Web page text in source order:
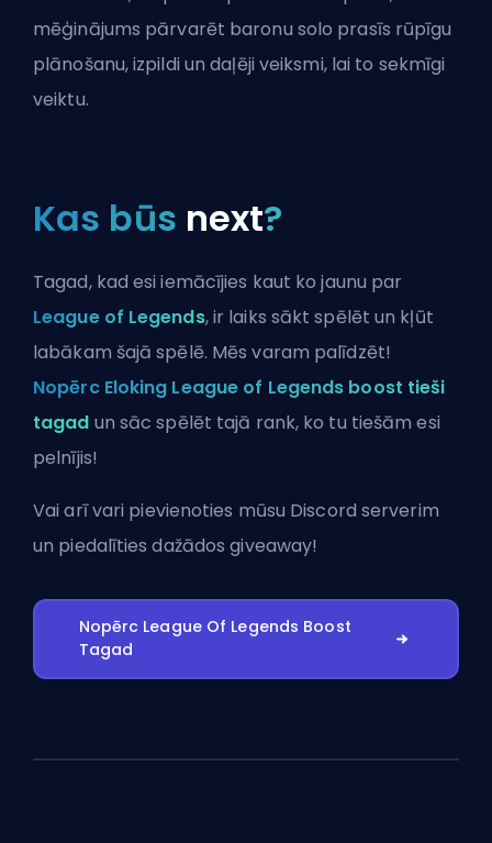
mēģinājums pārvarēt baronu solo prasīs rūpīgu
plānošanu, izpildi un daļēji veiksmi, lai to sekmīgi
veiktu.
Kas būs next?
Tagad, kad esi iemācījies kaut ko jaunu par
League of Legends, ir laiks sākt spēlēt un kļūt
labākam šajā spēlē. Mēs varam palīdzēt!
Nopērc Eloking League of Legends boost tieši
tagad un sāc spēlēt tajā rank, ko tu tiešām esi
pelnījis!
Vai arī vari pievienoties mūsu Discord serverim
un piedalīties dažādos giveaway!
Nopērc League Of Legends Boost
Tagad